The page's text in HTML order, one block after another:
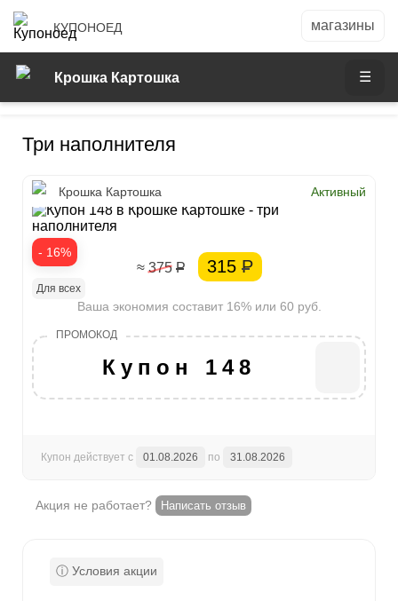
КУПОНОЕД
Крошка Картошка
Три наполнителя
- 16%
Крошка Картошка Активный
≈ 375 Р 315 Р
Ваша экономия составит 16% или 60 руб.
Купон 148
Для всех
Купон действует с 01.08.2026 по 31.08.2026
Акция не работает? Написать отзыв